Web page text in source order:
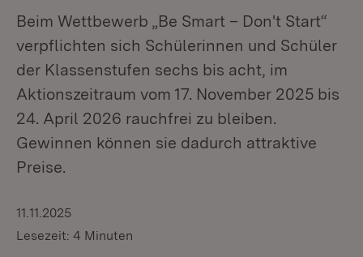
Beim Wettbewerb „Be Smart – Don't Start“
verpflichten sich Schülerinnen und Schüler
der Klassenstufen sechs bis acht, im
Aktionszeitraum vom 17. November 2025 bis
24. April 2026 rauchfrei zu bleiben.
Gewinnen können sie dadurch attraktive
Preise.
11.11.2025
Lesezeit: 4 Minuten